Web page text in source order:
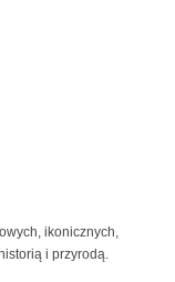
ikonicznych,
i przyrodą.